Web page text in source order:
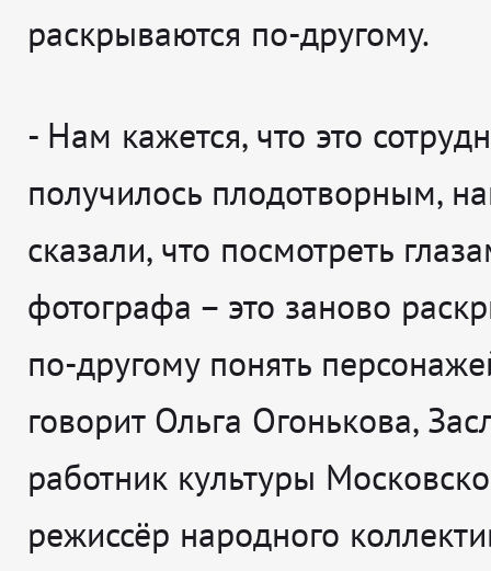
раскрываются по-другому.
- Нам кажется, что это
получилось плодотворным,
сказали, что посмотреть
фотографа – это заново
по-другому понять
говорит Ольга Огонькова,
работник культуры
режиссёр народного